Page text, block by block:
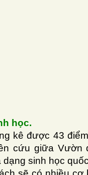
học.
kê được 43
cứu giữa Vườn
sinh học